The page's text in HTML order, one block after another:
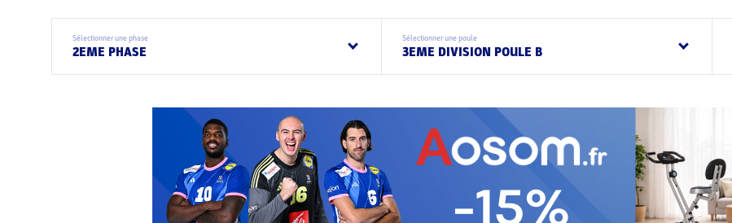
Sélectionner une phase
2EME PHASE
Sélectionner une poule
3EME DIVISION POULE B